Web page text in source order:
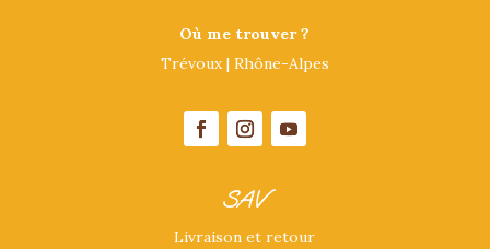
Où me trouver ?
Trévoux | Rhône-Alpes
SAV
Livraison et retour